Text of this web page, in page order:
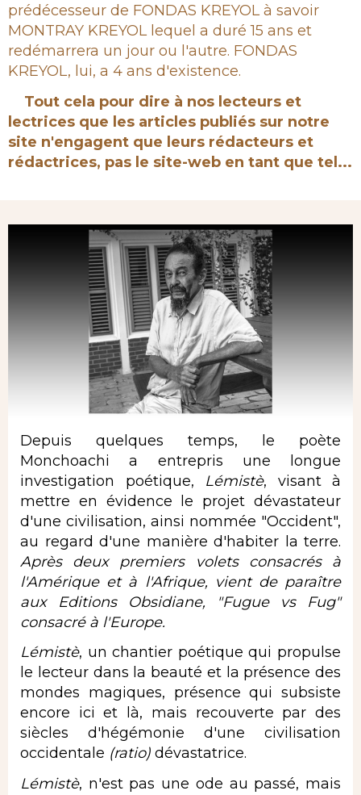
prédécesseur de FONDAS KREYOL à savoir
MONTRAY KREYOL lequel a duré 15 ans et
redémarrera un jour ou l'autre. FONDAS
KREYOL, lui, a 4 ans d'existence.
Tout cela pour dire à nos lecteurs et
lectrices que les articles publiés sur notre
site n'engagent que leurs rédacteurs et
rédactrices, pas le site-web en tant que tel...
Depuis quelques temps, le poète
Monchoachi a entrepris une longue
investigation poétique, Lémistè, visant à
mettre en évidence le projet dévastateur
d'une civilisation, ainsi nommée "Occident",
au regard d'une manière d'habiter la terre.
Après deux premiers volets consacrés à
l'Amérique et à l'Afrique, vient de paraître
aux Editions Obsidiane, "Fuguevs Fug"
consacré à l'Europe.
Lémistè, un chantier poétique qui propulse
le lecteur dans la beauté et la présence des
mondes magiques, présence qui subsiste
encore ici et là, mais recouverte par des
siècles d'hégémonie d'une civilisation
occidentale (ratio) dévastatrice.
Lémistè, n'est pas une ode au passé, mais